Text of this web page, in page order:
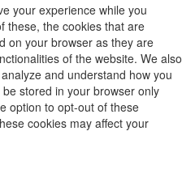
your experience while you
these, the cookies that are
on your browser as they are
of the website. We also
and understand how you
stored in your browser only
option to opt-out of these
cookies may affect your